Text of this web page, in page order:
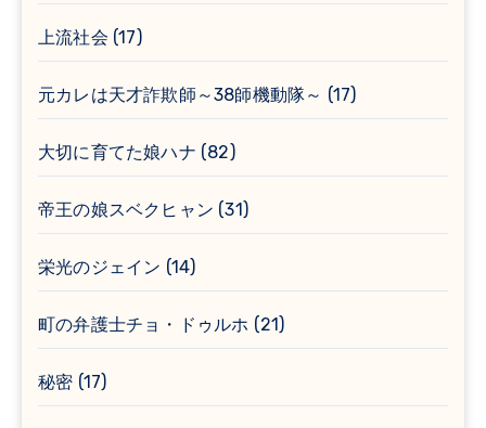
上流社会 (17)
元カレは天才詐欺師～38師機動隊～ (17)
大切に育てた娘ハナ (82)
帝王の娘スベクヒャン (31)
栄光のジェイン (14)
町の弁護士チョ・ドゥルホ (21)
秘密 (17)